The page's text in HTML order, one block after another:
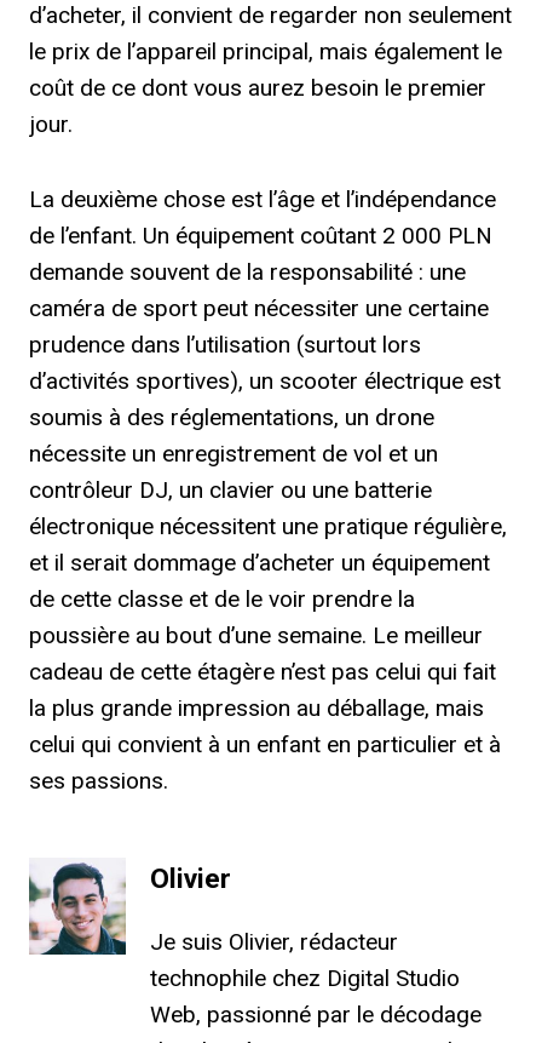
d’acheter, il convient de regarder non seulement
le prix de l’appareil principal, mais également le
coût de ce dont vous aurez besoin le premier
jour.
La deuxième chose est l’âge et l’indépendance
de l’enfant. Un équipement coûtant 2 000 PLN
demande souvent de la responsabilité : une
caméra de sport peut nécessiter une certaine
prudence dans l’utilisation (surtout lors
d’activités sportives), un scooter électrique est
soumis à des réglementations, un drone
nécessite un enregistrement de vol et un
contrôleur DJ, un clavier ou une batterie
électronique nécessitent une pratique régulière,
et il serait dommage d’acheter un équipement
de cette classe et de le voir prendre la
poussière au bout d’une semaine. Le meilleur
cadeau de cette étagère n’est pas celui qui fait
la plus grande impression au déballage, mais
celui qui convient à un enfant en particulier et à
ses passions.
Olivier
Je suis Olivier, rédacteur
technophile chez Digital Studio
Web, passionné par le décodage